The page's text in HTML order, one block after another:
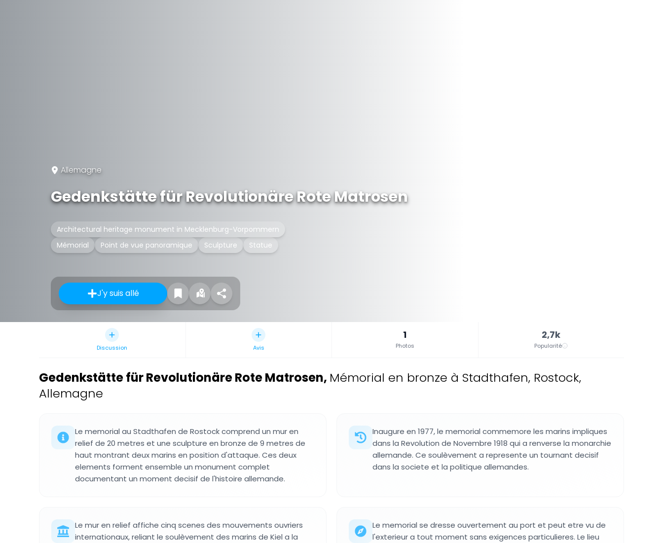
Allemagne
Gedenkstätte für Revolutionäre Rote Matrosen
Architectural heritage monument in Mecklenburg-Vorpommern
Mémorial
Point de vue panoramique Sculpture Statue
J'y suis allé
Discussion Avis
1
Photos
2,7k
Popularité
Gedenkstätte für Revolutionäre Rote Matrosen, Mémorial en bronze à Stadthafen, Rostock,
Allemagne
Le memorial au Stadthafen de Rostock comprend un mur en
relief de 20 metres et une sculpture en bronze de 9 metres de
haut montrant deux marins en position d'attaque. Ces deux
elements forment ensemble un monument complet
documentant un moment decisif de l'histoire allemande.
Inaugure en 1977, le memorial commemore les marins impliques
dans la Revolution de Novembre 1918 qui a renverse la monarchie
allemande. Ce soulèvement a represente un tournant decisif
dans la societe et la politique allemandes.
Le mur en relief affiche cinq scenes des mouvements ouvriers
internationaux, reliant le soulèvement des marins de Kiel a la
Le memorial se dresse ouvertement au port et peut etre vu de
l'exterieur a tout moment sans exigences particulieres. Le lieu